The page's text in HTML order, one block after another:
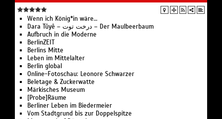
Wenn ich König*in wäre…
Dara Tûyê – درخت توت – Der Maulbeerbaum
Aufbruch in die Moderne
BerlinZEIT
Berlins Mitte
Leben im Mittelalter
Berlin global
Online-Fotoschau: Leonore Schwarzer
Beletage & Zuckerwatte
Märkisches Museum
[Probe]Räume
Berliner Leben im Biedermeier
Vom Stadtgrund bis zur Doppelspitze